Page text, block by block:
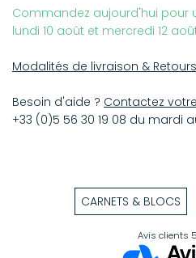
Commandez aujourd'hui pour
lundi 10 août et mercredi 12
Modalités de livraison &
Besoin d'aide ? Contactez
+33 (0)5 56 30 19 08 du mardi
CARNETS & BLOCS
Avis clients